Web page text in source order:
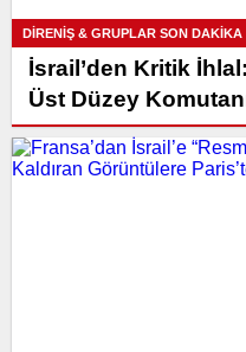
DİRENİŞ & GRUPLAR SON DAKİKA
İsrail’den Kritik
Üst Düzey